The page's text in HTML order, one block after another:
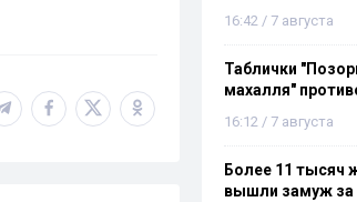
16:42 / 7 августа
Таблички
махалля"
16:12 / 7 августа
Более 11 тысяч
вышли замуж